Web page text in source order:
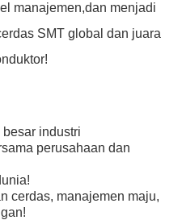
manajemen,dan menjadi
SMT global dan juara
industri
perusahaan dan
cerdas, manajemen maju,